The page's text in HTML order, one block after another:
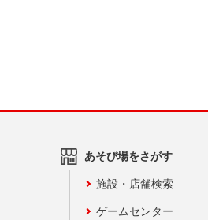
あそび場をさがす
施設・店舗検索
ゲームセンター